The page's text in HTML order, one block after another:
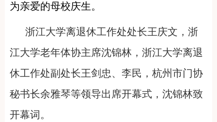
为亲爱的母校庆生。
浙江大学离退休工作处处长王庆文，浙
江大学老年体协主席沈锦林，浙江大学离退
休工作处副处长王剑忠、李民，杭州市门协
秘书长余雅琴等领导出席开幕式，沈锦林致
开幕词。